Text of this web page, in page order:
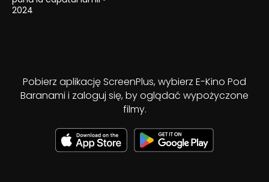
2024
Pobierz aplikację ScreenPlus, wybierz E-Kino Pod
Baranami i zaloguj się, by oglądać wypożyczone
filmy.